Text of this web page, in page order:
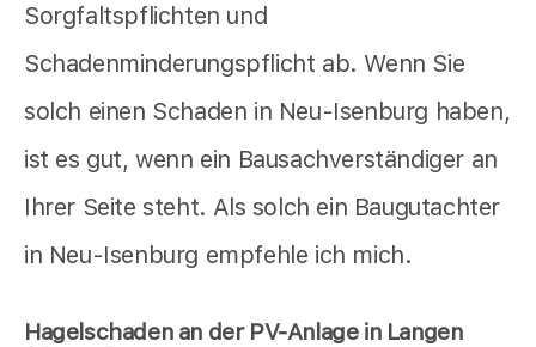
Sorgfaltspflichten und
Schadenminderungspflicht ab. Wenn Sie
solch einen Schaden in Neu-Isenburg haben,
ist es gut, wenn ein Bausachverständiger an
Ihrer Seite steht. Als solch ein Baugutachter
in Neu-Isenburg empfehle ich mich.
Hagelschaden an der PV-Anlage in Langen